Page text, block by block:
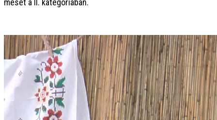
mesét a II. kategóriában.